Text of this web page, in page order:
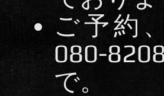
ご予約
080-
で。